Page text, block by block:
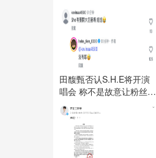
田馥甄否认S.H.E将开演
唱会 称不是故意让粉丝失
望